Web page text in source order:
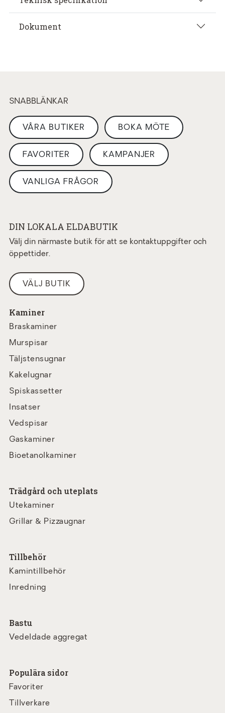
Dokument
SNABBLÄNKAR
VÅRA BUTIKER BOKA MÖTE
FAVORITER KAMPANJER
VANLIGA FRÅGOR
DIN LOKALA ELDABUTIK
Välj din närmaste butik för att se kontaktuppgifter och
öppettider.
VÄLJ BUTIK
Kaminer
Braskaminer
Murspisar
Täljstensugnar
Kakelugnar
Spiskassetter
Insatser
Vedspisar
Gaskaminer
Bioetanolkaminer
Trädgård och uteplats
Utekaminer
Grillar & Pizzaugnar
Tillbehör
Kamintillbehör
Inredning
Bastu
Vedeldade aggregat
Populära sidor
Favoriter
Tillverkare